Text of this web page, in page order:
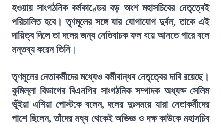
হওয়ায় সাংগঠনিক কর্মকাণ্ডের বড় অংশ মহাসচিবের নেতৃত্বেই
পরিচালিত হবে। তৃণমূলের সঙ্গে যার যোগাযোগ দুর্বল, তাকে এই
দায়িত্ব দিলে তা দলের জন্য নেতিবাচক ফল বয়ে আনতে পারে বলে
মন্তব্য করেন তিনি।
তৃণমূলের নেতাকর্মীদের মধ্যেও কর্মীবান্ধব নেতৃত্বের দাবি রয়েছে।
কুমিল্লা বিভাগের বিএনপির সাংগঠনিক সম্পাদক অধ্যক্ষ সেলিম
ভূঁইয়া এশিয়া পোস্টকে বলেন, দলের দুঃসময়ে যারা নেতাকর্মীদের
পাশে ছিলেন, তাঁদের মধ্য থেকেই অভিজ্ঞ ও দক্ষ কাউকে মহাসচিব